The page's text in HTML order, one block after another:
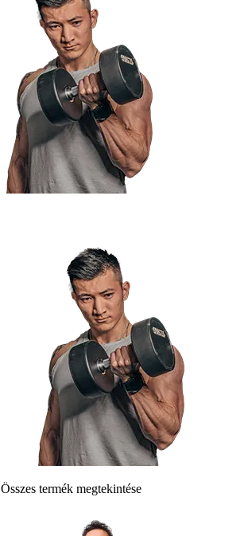
Összes termék megtekintése